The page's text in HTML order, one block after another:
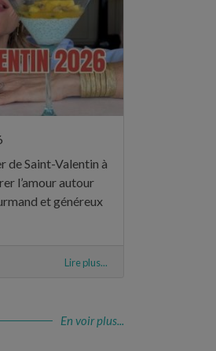
de Saint-Valentin à
l’amour autour
et généreux
Lire plus...
En voir plus...